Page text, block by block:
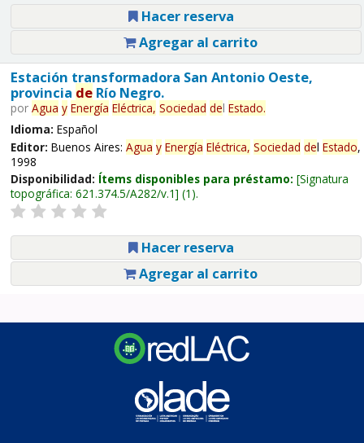
Hacer reserva
Agregar al carrito
Estación transformadora San Antonio Oeste,
provincia deRío Negro.
por Agua y Energía Eléctrica, Sociedad del Estado.
Idioma: Español
Editor: Buenos Aires: Agua y Energía Eléctrica, Sociedad del Estado,
1998
Disponibilidad: Ítems disponibles para préstamo: Signatura
topográfica: 621.374.5/A282/v.1 (1).
Hacer reserva
Agregar al carrito